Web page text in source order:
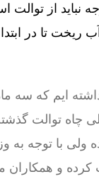
نباید از توالت
آب ریخت تا در
ایم که سه
چاه توالت
ولی با توجه به
و همکاران